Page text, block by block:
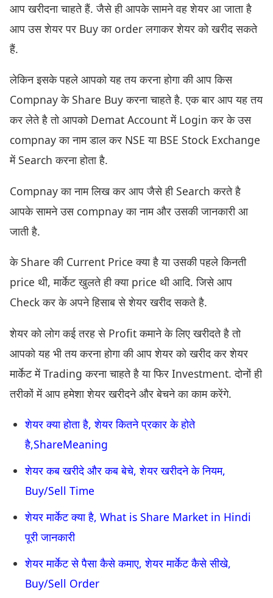
आप खरीदना चाहते हैं. जैसे ही आपके सामने वह शेयर आ जाता है
आप उस शेयर पर Buy का order लगाकर शेयर को खरीद सकते
हैं.
लेकिन इसके पहले आपको यह तय करना होगा की आप किस
Compnay के Share Buy करना चाहते है. एक बार आप यह तय
कर लेते है तो आपको Demat Account में Login कर के उस
compnay का नाम डाल कर NSE या BSE Stock Exchange
में Search करना होता है.
Compnay का नाम लिख कर आप जैसे ही Search करते है
आपके सामने उस compnay का नाम और उसकी जानकारी आ
जाती है.
के Share की Current Price क्या है या उसकी पहले किनती
price थी, मार्केट खुलते ही क्या price थी आदि. जिसे आप
Check कर के अपने हिसाब से शेयर खरीद सकते है.
शेयर को लोग कई तरह से Profit कमाने के लिए खरीदते है तो
आपको यह भी तय करना होगा की आप शेयर को खरीद कर शेयर
मार्केट में Trading करना चाहते है या फिर Investment. दोनों ही
तरीकों में आप हमेशा शेयर खरीदने और बेचने का काम करेंगे.
शेयर क्या होता है, शेयर कितने प्रकार के होते
है,ShareMeaning
शेयर कब खरीदे और कब बेचे, शेयर खरीदने के नियम,
Buy/Sell Time
शेयर मार्केट क्या है, What is Share Market in Hindi
पूरी जानकारी
शेयर मार्केट से पैसा कैसे कमाए, शेयर मार्केट कैसे सीखे,
Buy/Sell Order